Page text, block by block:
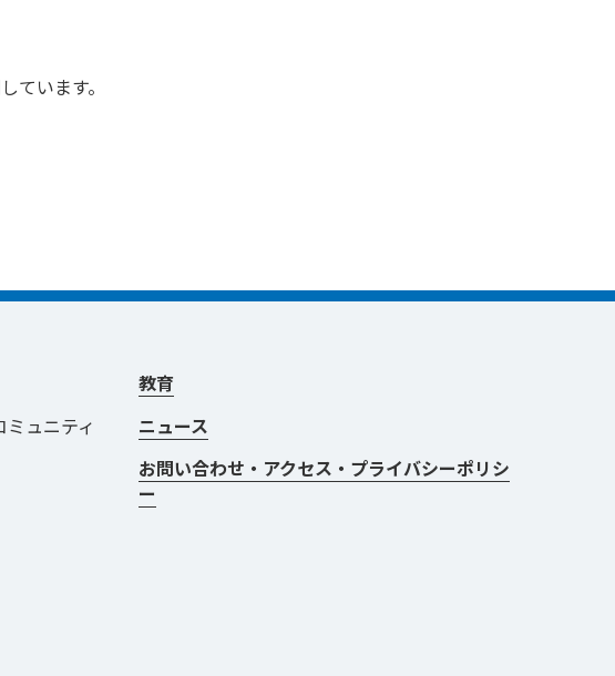
ています。
ミュニティ
教育
ニュース
お問い合わせ・アクセス・プライバシーポリシ
ー